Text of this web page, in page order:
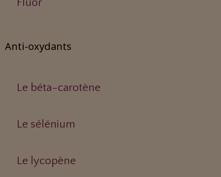
Fluor
Anti-oxydants
Le béta-carotène
Le sélénium
Le lycopène